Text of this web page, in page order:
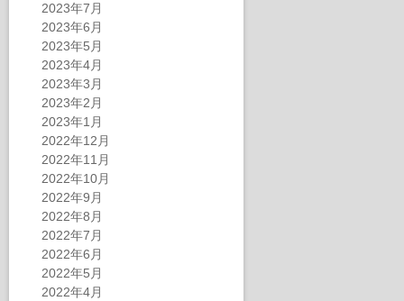
2023年7月
2023年6月
2023年5月
2023年4月
2023年3月
2023年2月
2023年1月
2022年12月
2022年11月
2022年10月
2022年9月
2022年8月
2022年7月
2022年6月
2022年5月
2022年4月